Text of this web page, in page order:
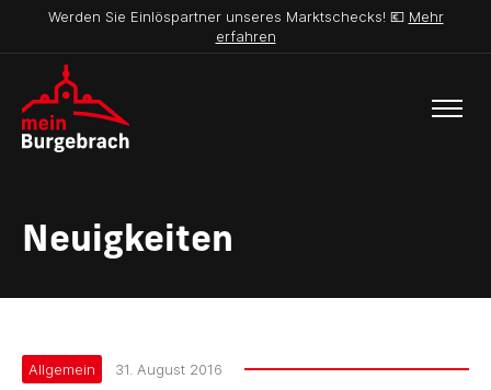
Werden Sie Einlöspartner unseres Marktschecks! 💶 Mehr
erfahren
Neuigkeiten
Allgemein 31. August 2016